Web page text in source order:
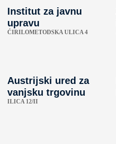
Institut za javnu
upravu
ĆIRILOMETODSKA ULICA 4
Austrijski ured za
vanjsku trgovinu
ILICA 12/II